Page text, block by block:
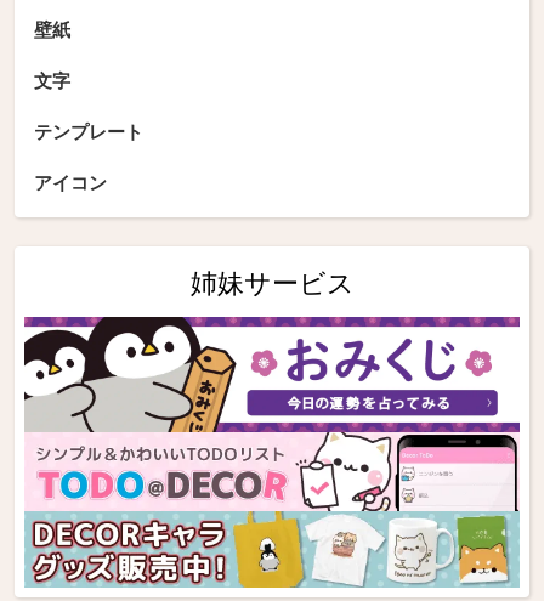
壁紙
文字
テンプレート
アイコン
姉妹サービス